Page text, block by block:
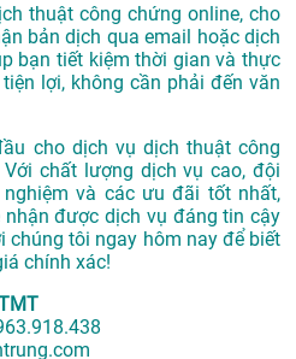
thuật công chứng online, cho
bản dịch qua email hoặc dịch
bạn tiết kiệm thời gian và thực
lợi, không cần phải đến văn
cho dịch vụ dịch thuật công
chất lượng dịch vụ cao, đội
và các ưu đãi tốt nhất,
được dịch vụ đáng tin cậy
chúng tôi ngay hôm nay để biết
chính xác!